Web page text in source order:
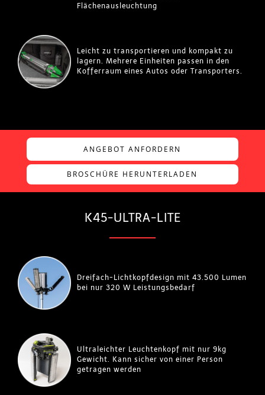
Flächenausleuchtung
Leicht zu transportieren und kompakt zu
lagern. Mehrere Einheiten passen in den
Kofferraum eines Autos oder Transporters.
ANGEBOT ANFORDERN
BROSCHÜRE HERUNTERLADEN
K45-ULTRA-LITE
Dreifach-Lichtkopfdesign mit 43.500 Lumen
bei nur 320 W Leistungsbedarf
Ultraleichter Leuchtenkopf mit nur 9kg
Gewicht. Kann sicher von einer Person
getragen werden